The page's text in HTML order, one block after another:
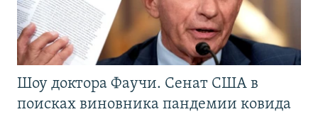
Шоу доктора Фаучи. Сенат США в
поисках виновника пандемии ковида